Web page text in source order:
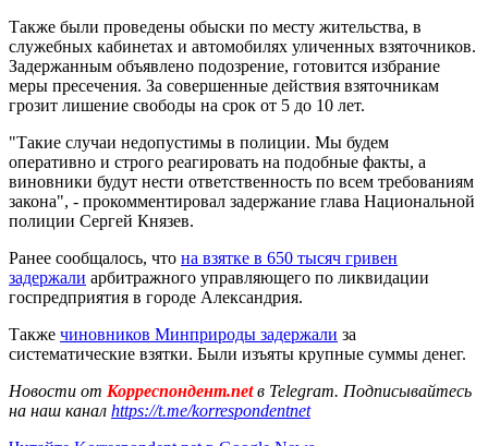
Также были проведены обыски по месту жительства, в
служебных кабинетах и ​​автомобилях уличенных взяточников.
Задержанным объявлено подозрение, готовится избрание
меры пресечения. За совершенные действия взяточникам
грозит лишение свободы на срок от 5 до 10 лет.
"Такие случаи недопустимы в полиции. Мы будем
оперативно и строго реагировать на подобные факты, а
виновники будут нести ответственность по всем требованиям
закона", - прокомментировал задержание глава Национальной
полиции Сергей Князев.
Ранее сообщалось, что на взятке в 650 тысяч гривен
задержали арбитражного управляющего по ликвидации
госпредприятия в городе Александрия.
Также чиновников Минприроды задержали за
систематические взятки. Были изъяты крупные суммы денег.
Новости от Корреспондент.netв Telegram. Подписывайтесь
на наш канал https://t.me/korrespondentnet